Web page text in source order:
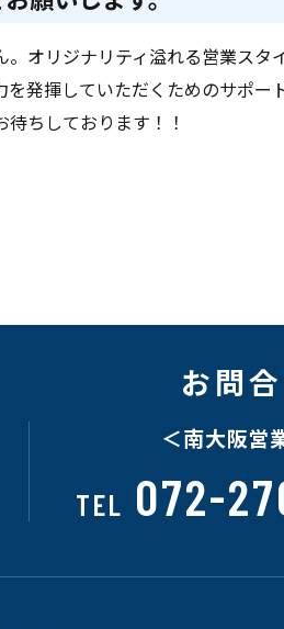
オリジナリティ溢れる営業ス
発揮していただくためのサポ
ちしております！！
お問
＜南大阪営
TEL 072-